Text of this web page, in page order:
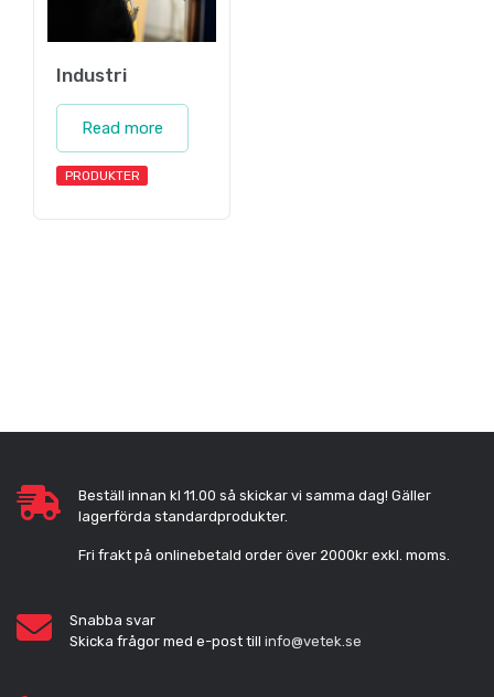
Industri
Read more
PRODUKTER
Beställ innan kl 11.00 så skickar vi samma dag! Gäller
lagerförda standardprodukter.
Fri frakt på onlinebetald order över 2000kr exkl. moms.
Snabba svar
Skicka frågor med e-post till info@vetek.se